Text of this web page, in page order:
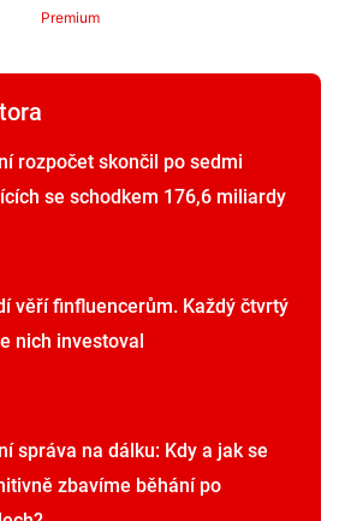
Premium
rozpočet skončil po sedmi
se schodkem 176,6 miliardy
věří finfluencerům. Každý čtvrtý
nich investoval
správa na dálku: Kdy a jak se
zbavíme běhání po